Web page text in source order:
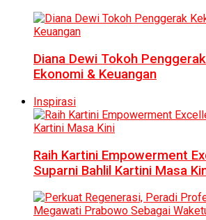
Diana Dewi Tokoh
Ekonomi & Keuangan
Inspirasi
Raih Kartini Empowerment
Suparni Bahlil Kartini Masa